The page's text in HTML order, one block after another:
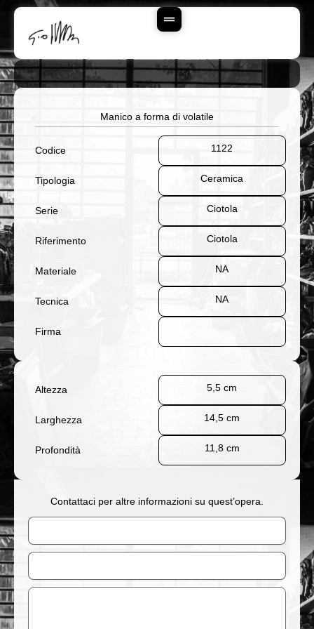
Contenuto
Manico a forma di volatile
Codice 1122
Tipologia Ceramica
Serie Ciotola
Riferimento Ciotola
Materiale NA
Tecnica NA
Firma
Altezza 5,5 cm
Larghezza 14,5 cm
Profondità 11,8 cm
Contattaci per altre informazioni su quest’opera.
Nome
Email
Messaggio